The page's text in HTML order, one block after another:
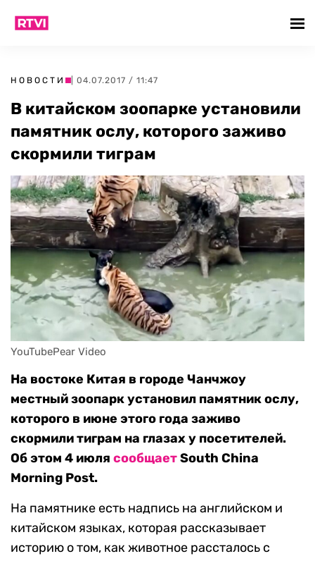
НОВОСТИ | 04.07.2017 / 11:47
В китайском зоопарке установили
памятник ослу, которого заживо
скормили тиграм
YouTubePear Video
На востоке Китая в городе Чанчжоу
местный зоопарк установил памятник ослу,
которого в июне этого года заживо
скормили тиграм на глазах у посетителей.
Об этом 4 июля сообщаетSouth China
Morning Post.
На памятнике есть надпись на английском и
китайском языках, которая рассказывает
историю о том, как животное рассталось с